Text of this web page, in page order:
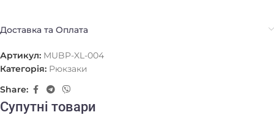
Доставка та Оплата
Артикул: MUBP-XL-004
Категорія: Рюкзаки
Share:
Супутні товари